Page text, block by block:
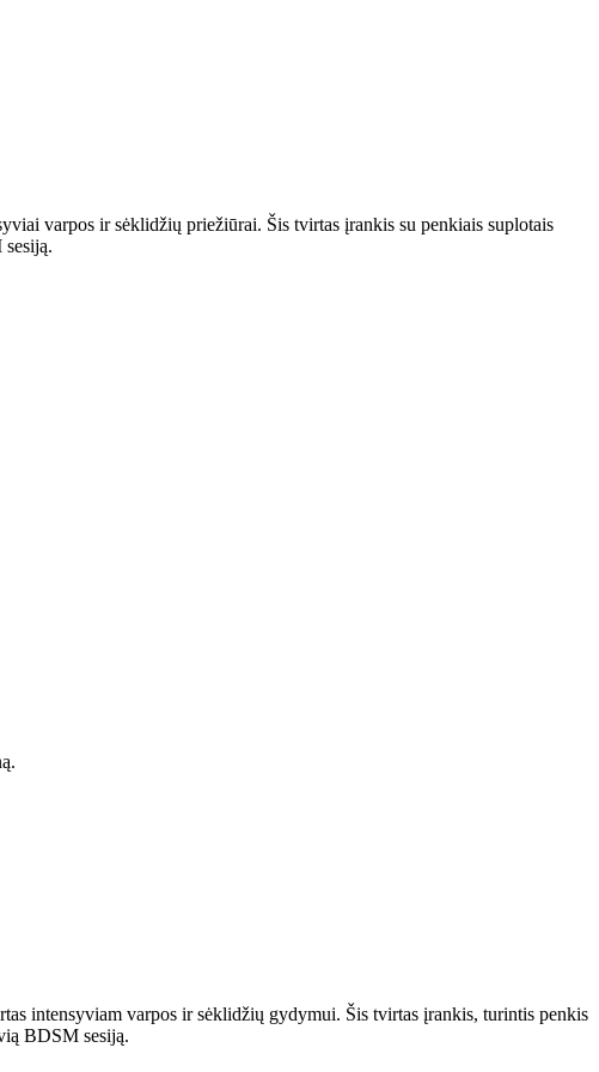
varpos ir sėklidžių priežiūrai. Šis tvirtas įrankis su penkiais suplotais
intensyviam varpos ir sėklidžių gydymui. Šis tvirtas įrankis, turintis penkis
BDSM sesiją.